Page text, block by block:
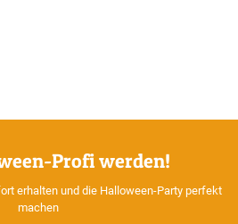
Profi werden!
erhalten und die Halloween-Party perfekt
machen